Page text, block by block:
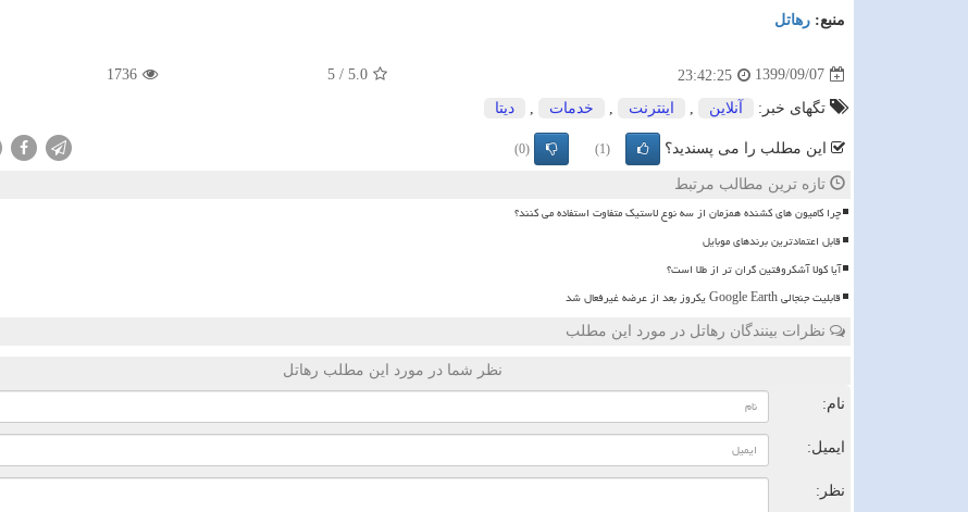
منبع: رهاتل
1399/09/07
23:42:25
5.0
/
5
1736
تگهای خبر: آنلاین اینترنت خدمات دیتا
این مطلب را می پسندید؟ (1)
(0)
تازه ترین مطالب مرتبط
چرا کامیون های کشنده همزمان از سه نوع لاستیک متفاوت استفاده می کنند؟
قابل اعتمادترین برندهای موبایل
آیا کولا آشکروفتین گران تر از طلا است؟
قابلیت جنجالی Google Earth یکروز بعد از عرضه غیرفعال شد
نظرات بینندگان رهاتل در مورد این مطلب
نظر شما در مورد این مطلب رهاتل
نام:
ایمیل:
نظر: